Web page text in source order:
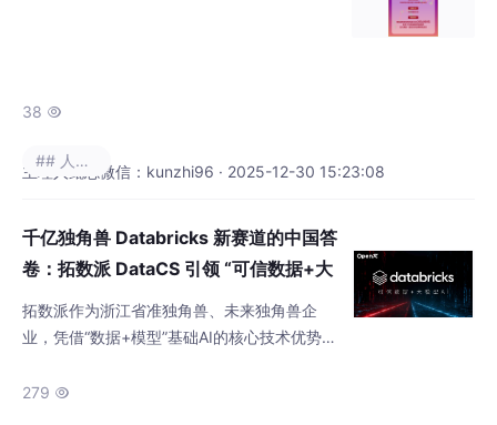
38 
主理人鲲志微信：kunzhi96 · 2025-12-30 15:23:08
## 人工智能
千亿独角兽 Databricks 新赛道的中国答
卷：拓数派 DataCS 引领 “可信数据+大
模型AI” 新范式
拓数派作为浙江省准独角兽、未来独角兽企
业，凭借“数据+模型”基础AI的核心技术优势与
基础AI十八罗汉”。作为来自中国的全自主可控
279 